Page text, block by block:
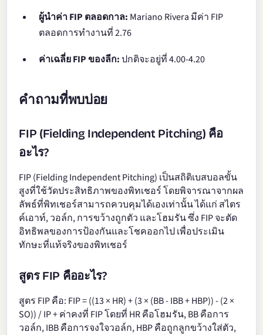
ผู้นำค่า FIP ตลอดกาล: Mariano Rivera มีค่า FIP
ตลอดการทำงานที่ 2.76
ค่าเฉลี่ย FIP ของลีก:ปกติจะอยู่ที่ 4.00-4.20
คำถามที่พบบ่อย
FIP (Fielding Independent Pitching) คือ
อะไร?
FIP (Fielding Independent Pitching) เป็นสถิติเบสบอลขั้น
สูงที่ใช้วัดประสิทธิภาพของพิทเชอร์ โดยพิจารณาจากผล
ลัพธ์ที่พิทเชอร์สามารถควบคุมได้เองเท่านั้น ได้แก่ สไตร
ค์เอาท์, วอล์ก, การขว้างถูกตัว และโฮมรัน ซึ่ง FIP จะตัด
อิทธิพลของการป้องกันและโชคออกไป เพื่อประเมิน
ทักษะที่แท้จริงของพิทเชอร์
สูตร FIP คืออะไร?
สูตร FIP คือ: FIP = ((13 × HR) + (3 × (BB - IBB + HBP)) - (2 ×
SO)) / IP + ค่าคงที่ FIP โดยที่ HR คือโฮมรัน, BB คือการ
วอล์ก, IBB คือการจงใจวอล์ก, HBP คือถูกลูกขว้างใส่ตัว,